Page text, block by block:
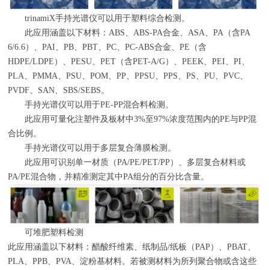
trinamiX手持光谱仪可以用于塑料综合检测。
此应用涵盖以下材料：ABS、ABS-PA合金、ASA、PA （含PA
6/6.6）、PAI、PB、PBT、PC、PC-ABS合金、PE （含
HDPE/LDPE ）、PESU、PET （含PET-A/G）、PEEK、PEI、PI、
PLA、PMMA、PSU、POM、PP、PPSU、PPS、PS、PU、PVC、
PVDF、 SAN、 SBS/SEBS。
手持光谱仪可以用于PE-PP混合料检测。
此应用可量化注塑件及板材中3%至97%浓度范围内的PE与PP混
合比例。
手持光谱仪可以用于多层复合薄膜检测。
此应用可识别单一材质（PA/PE/PET/PP）、多层复合材料或
PA/PE混合物，并精准测定其中PA组分的百分比含量。
可堆肥塑料检测
此应用涵盖以下材料：醋酸纤维素、纸制品/纸板（PAP）、PBAT
PLA 、PPB 、PVA 、淀粉基材料。若被测材料为所列聚合物或含这些